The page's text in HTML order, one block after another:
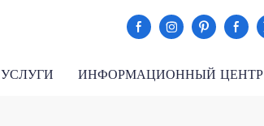
УСЛУГИ ИНФОРМАЦИОННЫЙ ЦЕНТР